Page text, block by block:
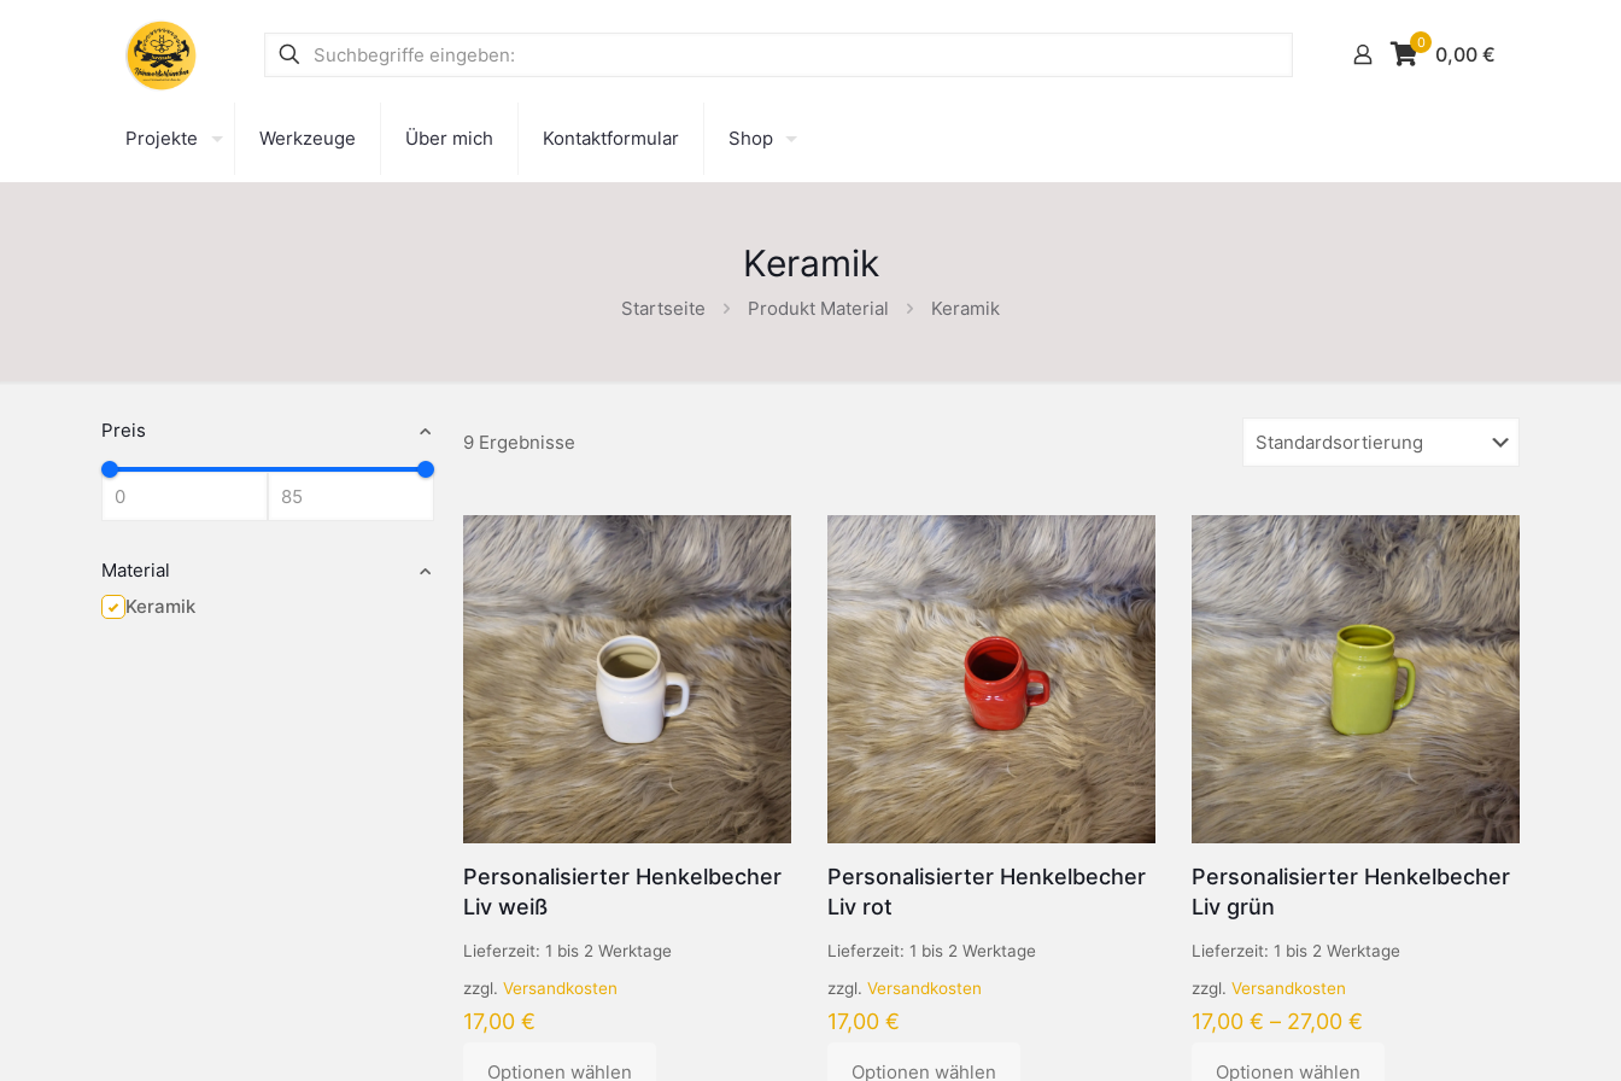
0 0,00 €
Projekte Werkzeuge Über mich Kontaktformular Shop
Keramik
Startseite Produkt Material Keramik
Preis
Material
Keramik
9 Ergebnisse
Personalisierter Henkelbecher
Liv weiß
Lieferzeit: 1 bis 2 Werktage
zzgl. Versandkosten
17,00 €
Optionen wählen
Personalisierter Henkelbecher
Liv rot
Lieferzeit: 1 bis 2 Werktage
zzgl. Versandkosten
17,00 €
Optionen wählen
Personalisierter Henkelbecher
Liv grün
Lieferzeit: 1 bis 2 Werktage
zzgl. Versandkosten
17,00 € – 27,00 €
Optionen wählen